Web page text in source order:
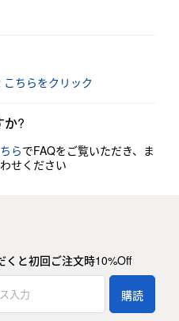
こちらをクリック
か?
らでFAQをご覧いただき、ま
せください
くと初回ご注文時10%Off
購読